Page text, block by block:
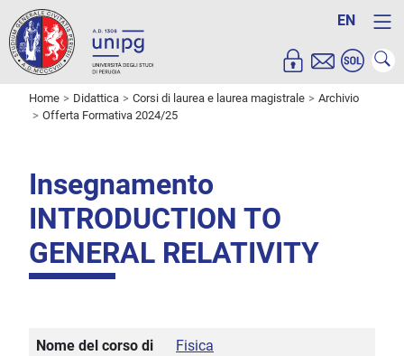
EN
Home Didattica Corsi di laurea e laurea magistrale
Archivio
Offerta Formativa 2024/25
Insegnamento
INTRODUCTION TO
GENERAL RELATIVITY
Nome del corso di
Fisica